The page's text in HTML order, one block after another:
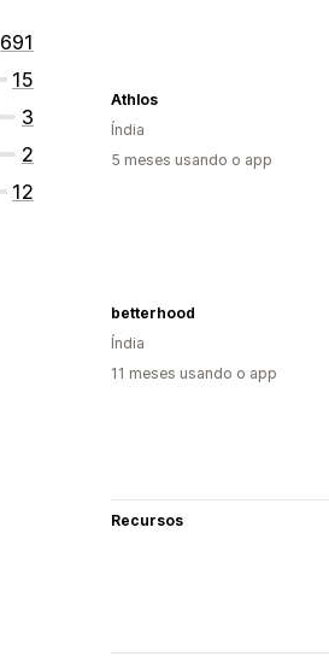
691
15
3
2
12
Athlos
Índia
5 meses usando o app
betterhood
Índia
11 meses usando o app
Recursos